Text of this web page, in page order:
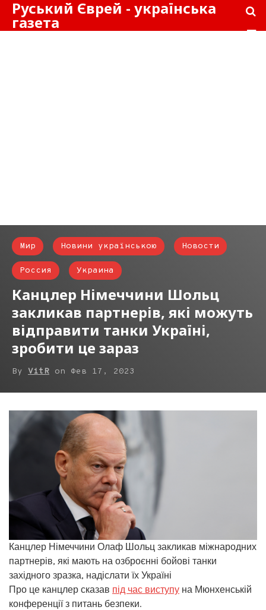
Руський Єврей - українська
газета
Мир Новини українською Новости
Россия Украина
Канцлер Німеччини Шольц
закликав партнерів, які можуть
відправити танки Україні,
зробити це зараз
By VitR on Фев 17, 2023
Канцлер Німеччини Олаф Шольц закликав міжнародних
партнерів, які мають на озброєнні бойові танки
західного зразка, надіслати їх Україні
Про це канцлер сказав під час виступу на Мюнхенській
конференції з питань безпеки.